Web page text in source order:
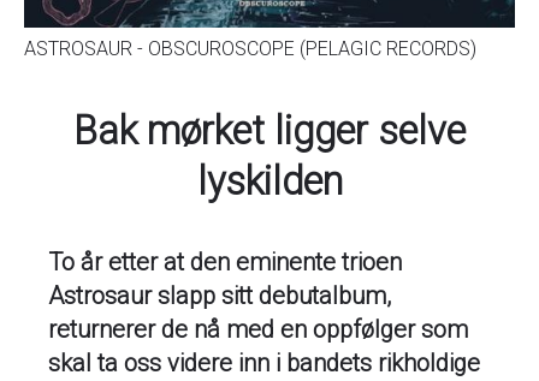
ASTROSAUR - OBSCUROSCOPE (PELAGIC RECORDS)
Bak mørket ligger selve
lyskilden
To år etter at den eminente trioen
Astrosaur slapp sitt debutalbum,
returnerer de nå med en oppfølger som
skal ta oss videre inn i bandets rikholdige